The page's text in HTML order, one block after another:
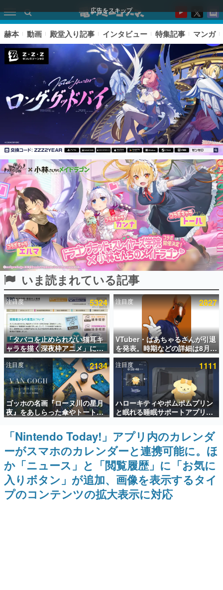
広告をスキップ
ピックアップ
電ファミのいま読まれている記事ランキング
アプリセール情報
インタビュー
連載・特集一覧
殿堂入り記事
SNS拡散数が数千以上！ ページビュー数万以上！ などな
ど。多くの人々に読まれた、電ファミ渾身の“殿堂入り”記
事をまとめました。
ゲームの企画書
名作ゲームクリエイターの方々に製作時のエピソードをお
聞きし、ヒットする企画（ゲーム）とは何か？を探ってい
きます。
赫本
この物語を解いてはいけない。『赫本』は、〈試験問題〉
の形をした短編ホラー小説集です。
新世代に訊く
これからのデジタルゲーム市場を担う若きクリエイター達
の姿を追い、彼らのルーツと情熱を探っていきます。
ゲーム世代の作家たち
ゲームに多大な影響を受けた作家さんに取材し、ゲームが
日本のコンテンツ産業やカルチャーに与えた影響を探る企
画です。
日本モバイルゲーム産業史
日本のモバイルゲーム史における主要なトピック・タイト
ルを網羅するほか、開発者へのインタビューや識者による
解説を掲載。約20年の歴史が一望できる決定版！
赫本 動画 殿堂入り記事 インタビュー 特集記事 マンガ
いま読まれている記事
注目度 5324
「タバコを止められない猫耳キ
ャラを描く深夜枠アニメ」に視
聴者の一部から批判意見。違法
薬物の使用と思しき描写も含め
て、BPOが議論を交わす
注目度 2827
VTuber・ばあちゃるさんが引退
を発表。時期などの詳細は8月9
日15時からの配信で説明
注目度 2134
ゴッホの名画『ローヌ川の星月
夜』をあしらった傘やトートバ
ッグなどが登場。8月7日21時よ
り2日間限定で予約販売
注目度 1111
ハローキティやポムポムプリン
と眠れる睡眠サポートアプリ
『ゆめたび』が配信中。キャラ
ごとのASMRや目覚ましアラー
ムも搭載
「Nintendo Today!」アプリ内のカレンダ
ーがスマホのカレンダーと連携可能に。ほ
か「ニュース」と「閲覧履歴」に「お気に
入りボタン」が追加、画像を表示するタイ
プのコンテンツの拡大表示に対応